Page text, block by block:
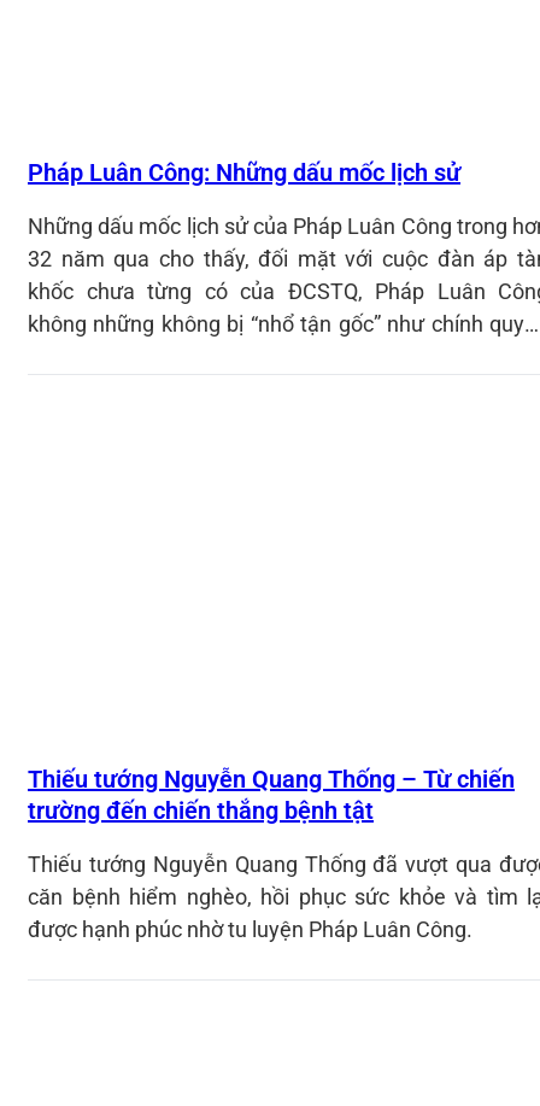
Pháp Luân Công: Những dấu mốc lịch sử
Những dấu mốc lịch sử của Pháp Luân Công trong
32 năm qua cho thấy, đối mặt với cuộc đàn áp
khốc chưa từng có của ĐCSTQ, Pháp Luân
không những không bị “nhổ tận gốc” như chính
Thiếu tướng Nguyễn Quang Thống – Từ chiến
trường đến chiến thắng bệnh tật
Thiếu tướng Nguyễn Quang Thống đã vượt qua
căn bệnh hiểm nghèo, hồi phục sức khỏe và tìm
được hạnh phúc nhờ tu luyện Pháp Luân Công.